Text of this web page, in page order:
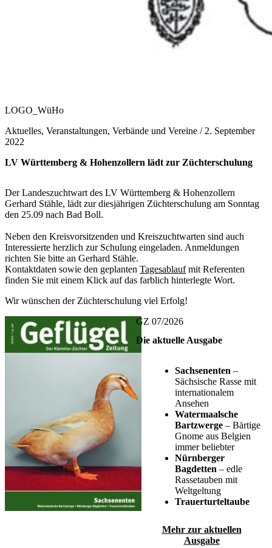
LOGO_WüHo
Aktuelles, Veranstaltungen, Verbände und Vereine / 2. September
2022
LV Württemberg & Hohenzollern lädt zur Züchterschulung
Der Landeszuchtwart des LV Württemberg & Hohenzollern
Gerhard Stähle, lädt zur diesjährigen Züchterschulung am Sonntag
den 25.09 nach Bad Boll.
Neben den Kreisvorsitzenden und Kreiszuchtwarten sind auch
Interessierte herzlich zur Schulung eingeladen. Anmeldungen
richten Sie bitte an Gerhard Stähle.
Kontaktdaten sowie den geplanten Tagesablaufmit Referenten
finden Sie mit einem Klick auf das farblich hinterlegte Wort.
Wir wünschen der Züchterschulung viel Erfolg!
GZ 07/2026
Die aktuelle Ausgabe
Sachsenenten –
Sächsische Rasse mit
internationalem
Ansehen
Watermaalsche
Bartzwerge – Bärtige
Gnome aus Belgien
immer beliebter
Nürnberger
Bagdetten – edle
Rassetauben mit
Weltgeltung
Trauerturteltaube
Mehr zur aktuellen
Ausgabe